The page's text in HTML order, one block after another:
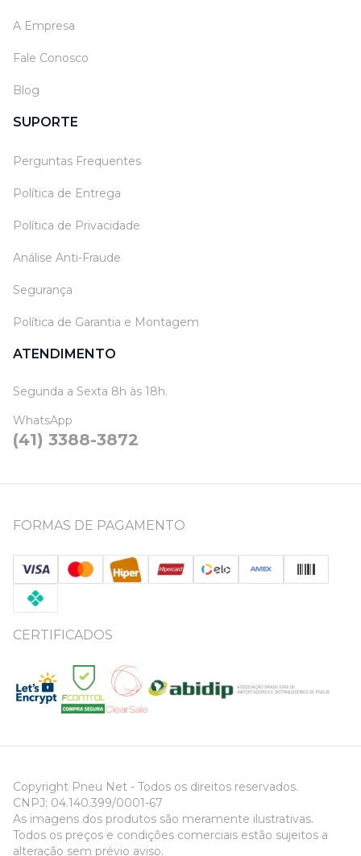
A Empresa
Fale Conosco
Blog
SUPORTE
Perguntas Frequentes
Política de Entrega
Política de Privacidade
Análise Anti-Fraude
Segurança
Política de Garantia e Montagem
ATENDIMENTO
Segunda a Sexta 8h às 18h.
WhatsApp
(41) 3388-3872
FORMAS DE PAGAMENTO
CERTIFICADOS
Copyright Pneu Net - Todos os direitos reservados.
CNPJ: 04.140.399/0001-67
As imagens dos produtos são meramente ilustrativas.
Todos os preços e condições comerciais estão sujeitos a
alteração sem prévio aviso.